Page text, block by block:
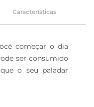
Características
começar o dia
ser consumido
o seu paladar